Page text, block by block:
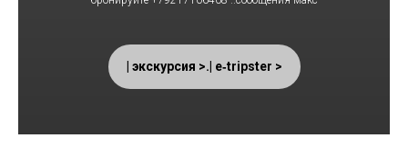
< экскурсия >.| e‑tripster |